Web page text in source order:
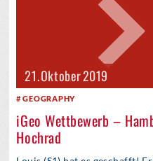
21. Oktober 2019
GEOGRAPHY
iGeo Wettbewerb –
Hochrad